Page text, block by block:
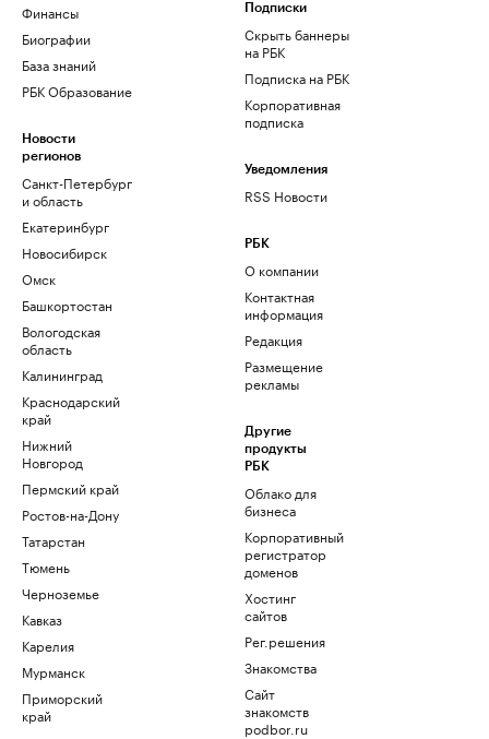
Финансы
Биографии
База знаний
РБК Образование
Новости
регионов
Санкт-Петербург
и область
Екатеринбург
Новосибирск
Омск
Башкортостан
Вологодская
область
Калининград
Краснодарский
край
Нижний
Новгород
Пермский край
Ростов-на-Дону
Татарстан
Тюмень
Черноземье
Кавказ
Карелия
Мурманск
Приморский
край
Подписки
Скрыть баннеры
на РБК
Подписка на РБК
Корпоративная
подписка
Уведомления
RSS Новости
РБК
О компании
Контактная
информация
Редакция
Размещение
рекламы
Другие
продукты
РБК
Облако для
бизнеса
Корпоративный
регистратор
доменов
Хостинг
сайтов
Рег.решения
Знакомства
Сайт
знакомств
podbor.ru